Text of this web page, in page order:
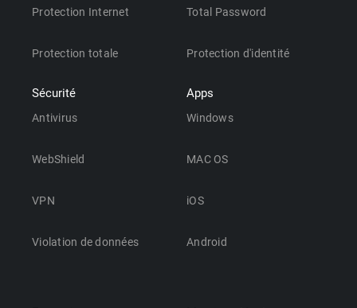
Protection Internet
Protection totale
Sécurité
Antivirus
WebShield
VPN
Violation de données
Total Password
Protection d'identité
Apps
Windows
MAC OS
iOS
Android